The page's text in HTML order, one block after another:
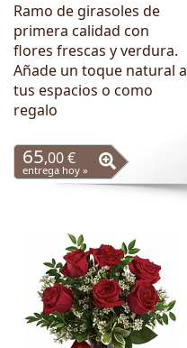
Ramo de girasoles de
primera calidad con
flores frescas y verdura.
Añade un toque natural a
tus espacios o como
regalo
65,00 €
entrega hoy »